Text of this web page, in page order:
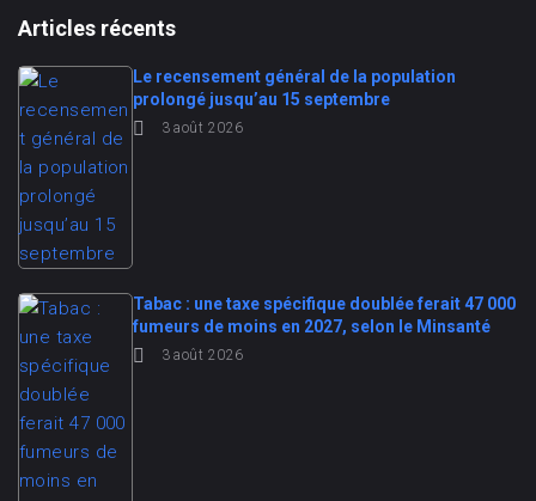
Articles récents
Le recensement général de la population
prolongé jusqu’au 15 septembre
3 août 2026
Tabac : une taxe spécifique doublée ferait 47 000
fumeurs de moins en 2027, selon le Minsanté
3 août 2026